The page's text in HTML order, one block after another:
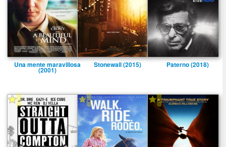
Una mente maravillosa
(2001)
Stonewall (2015) Paterno (2018)
- - -